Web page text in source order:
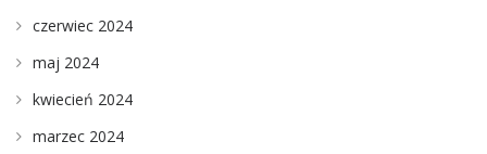
czerwiec 2024
maj 2024
kwiecień 2024
marzec 2024